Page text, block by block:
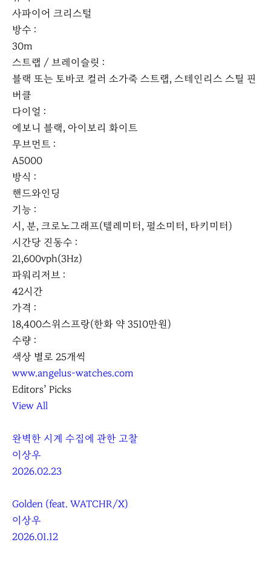
사파이어 크리스털
방수 :
30m
스트랩 / 브레이슬릿 :
블랙 또는 토바코 컬러 소가죽 스트랩, 스테인리스 스틸 핀
버클
다이얼 :
에보니 블랙, 아이보리 화이트
무브먼트 :
A5000
방식 :
핸드와인딩
기능 :
시, 분, 크로노그래프(텔레미터, 펄소미터, 타키미터)
시간당 진동수 :
21,600vph(3Hz)
파워리저브 :
42시간
가격 :
18,400스위스프랑(한화 약 3510만원)
수량 :
색상 별로 25개씩
www.angelus-watches.com
Editors’ Picks
View All
완벽한 시계 수집에 관한 고찰
이상우
2026.02.23
Golden (feat. WATCHR/X)
이상우
2026.01.12